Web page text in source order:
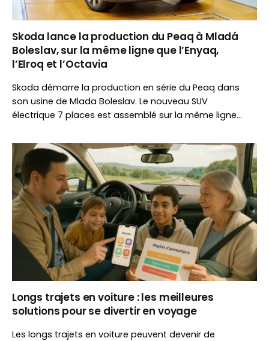
Skoda lance la production du Peaq à Mladá
Boleslav, sur la même ligne que l’Enyaq,
l’Elroq et l’Octavia
Skoda démarre la production en série du Peaq dans
son usine de Mlada Boleslav. Le nouveau SUV
électrique 7 places est assemblé sur la même ligne
industrielle du constructeur tchèque.
Longs trajets en voiture : les meilleures
solutions pour se divertir en voyage
Les longs trajets en voiture peuvent devenir de